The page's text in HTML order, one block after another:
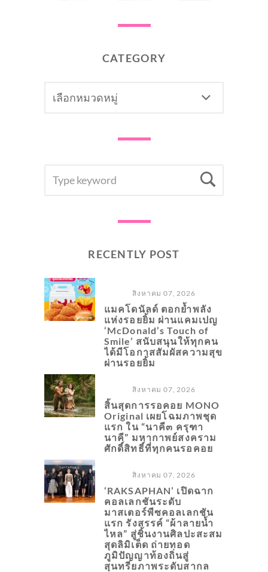
CATEGORY
FOR:
RECENTLY POST
สิงหาคม 07, 2026
แมคโดนัลด์ ตอกย้ำพลัง
แห่งรอยยิ้ม ผ่านแคมเปญ
‘McDonald’s Touch of
Smile’ สนับสนุนให้ทุกคน
ได้มีโอกาสสัมผัสความสุข
ผ่านรอยยิ้ม
สิงหาคม 07, 2026
สิ้นสุดการรอคอย MONO
Original เผยโฉมภาพชุด
แรก ใน “นาคี๓ ครุฑา
นาคี” มหากาพย์สงคราม
ศักดิ์สิทธิ์ที่ทุกคนรอคอย
สิงหาคม 07, 2026
‘RAKSAPHAN’ เปิดฉาก
คอลเลกชันระดับ
มาสเตอร์พีซคอลเลกชัน
แรก รังสรรค์ “ผ้าลายน้ำ
ไหล” สู่ชิ้นงานศิลปะสะสม
สุดลิมิเต็ด ถ่ายทอด
ภูมิปัญญาท้องถิ่นสู่
สุนทรียภาพระดับสากล